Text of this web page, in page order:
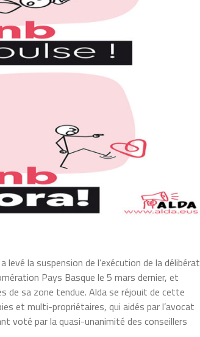
la suspension de l’exécution de la
Pays Basque le 5 mars dernier, et
de sa zone tendue. Alda se réjouit de cette
et multi-propriétaires, qui aidés par l’avocat
voté par la quasi-unanimité des conseillers